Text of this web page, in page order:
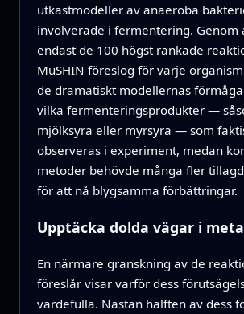
utkastmodeller av anaeroba
involverade i fermentering. Genom
endast de 100 högst rankade
MuSHIN föreslog för varje
de dramatiskt modellernas
vilka fermenteringsprodukter —
mjölksyra eller myrsyra — som
observeras i experiment, medan
metoder behövde många fler
för att nå blygsamma förbättringar.
Upptäcka dolda vägar i
En närmare granskning av de
föreslår visar varför dess
värdefulla. Nästan hälften av dess